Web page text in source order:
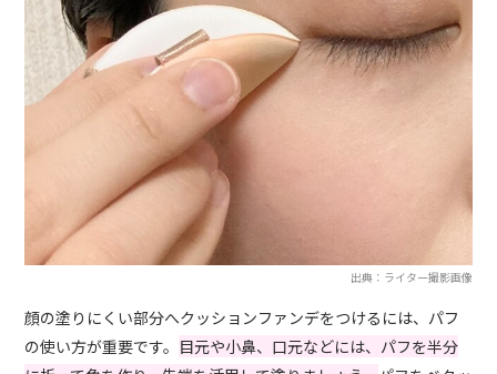
出典：ライター撮影画像
顔の塗りにくい部分へクッションファンデをつけるには、パフ
の使い方が重要です。 目元や小鼻、口元などには、パフを半分